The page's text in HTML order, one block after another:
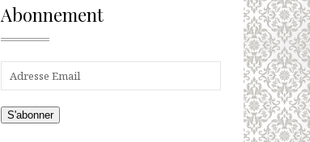
Abonnement
S'abonner